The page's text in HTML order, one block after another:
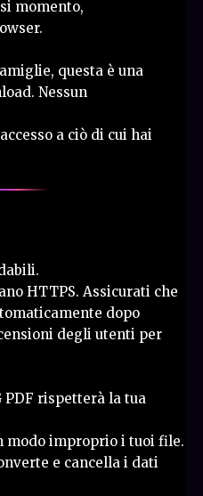
momento,
questa è una
Nessun
a ciò di cui hai
HTTPS. Assicurati che
dopo
degli utenti per
PDF rispetterà la tua
modo improprio i tuoi file.
e cancella i dati